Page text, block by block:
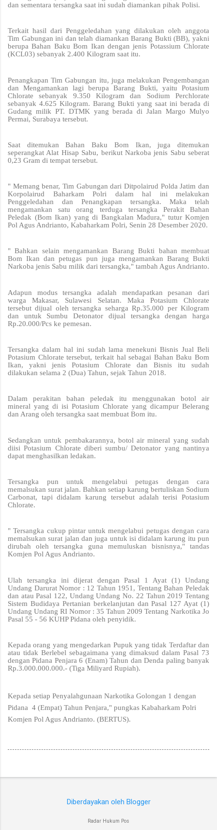
dan sementara tersangka saat ini sudah diamankan pihak Polisi.
Terkait hasil dari Penggeledahan yang dilakukan oleh anggota
Tim Gabungan ini dan telah diamankan Barang Bukti (BB), yakni
berupa Bahan Baku Bom Ikan dengan jenis Potassium Chlorate
(KCL03) sebanyak 2.400 Kilogram saat itu.
Penangkapan Tim Gabungan itu, juga melakukan Pengembangan
dan Mengamankan lagi berupa Barang Bukti, yaitu Potasium
Chlorate sebanyak 9.350 Kilogram dan Sodium Perchlorate
sebanyak 4.625 Kilogram. Barang Bukti yang saat ini berada di
Gudang milik PT. DTMK yang berada di Jalan Margo Mulyo
Permai, Surabaya tersebut.
Saat ditemukan Bahan Baku Bom Ikan, juga ditemukan
seperangkat Alat Hisap Sabu, berikut Narkoba jenis Sabu seberat
0,23 Gram di tempat tersebut.
" Memang benar, Tim Gabungan dari Ditpolairud Polda Jatim dan
Korpolairud Baharkam Polri dalam hal ini melakukan
Penggeledahan dan Penangkapan tersangka. Maka telah
mengamankan satu orang terduga tersangka Perakit Bahan
Peledak (Bom Ikan) yang di Bangkalan Madura," tutur Komjen
Pol Agus Andrianto, Kabaharkam Polri, Senin 28 Desember 2020.
" Bahkan selain mengamankan Barang Bukti bahan membuat
Bom Ikan dan petugas pun juga mengamankan Barang Bukti
Narkoba jenis Sabu milik dari tersangka," tambah Agus Andrianto.
Adapun modus tersangka adalah mendapatkan pesanan dari
warga Makasar, Sulawesi Selatan. Maka Potasium Chlorate
tersebut dijual oleh tersangka seharga Rp.35.000 per Kilogram
dan untuk Sumbu Detonator dijual tersangka dengan harga
Rp.20.000/Pcs ke pemesan.
Tersangka dalam hal ini sudah lama menekuni Bisnis Jual Beli
Potasium Chlorate tersebut, terkait hal sebagai Bahan Baku Bom
Ikan, yakni jenis Potasium Chlorate dan Bisnis itu sudah
dilakukan selama 2 (Dua) Tahun, sejak Tahun 2018.
Dalam perakitan bahan peledak itu menggunakan botol air
mineral yang di isi Potasium Chlorate yang dicampur Belerang
dan Arang oleh tersangka saat membuat Bom itu.
Sedangkan untuk pembakarannya, botol air mineral yang sudah
diisi Potasium Chlorate diberi sumbu/ Detonator yang nantinya
dapat menghasilkan ledakan.
Tersangka pun untuk mengelabui petugas dengan cara
memalsukan surat jalan. Bahkan setiap karung bertuliskan Sodium
Carbonat, tapi didalam karung tersebut adalah terisi Potasium
Chlorate.
" Tersangka cukup pintar untuk mengelabui petugas dengan cara
memalsukan surat jalan dan juga untuk isi didalam karung itu pun
dirubah oleh tersangka guna memuluskan bisnisnya," tandas
Komjen Pol Agus Andrianto.
Ulah tersangka ini dijerat dengan Pasal 1 Ayat (1) Undang
Undang Darurat Nomor : 12 Tahun 1951, Tentang Bahan Peledak
dan atau Pasal 122, Undang Undang No. 22 Tahun 2019 Tentang
Sistem Budidaya Pertanian berkelanjutan dan Pasal 127 Ayat (1)
Undang Undang RI Nomor : 35 Tahun 2009 Tentang Narkotika Jo
Pasal 55 - 56 KUHP Pidana oleh penyidik.
Kepada orang yang mengedarkan Pupuk yang tidak Terdaftar dan
atau tidak Berlebel sebagaimana yang dimaksud dalam Pasal 73
dengan Pidana Penjara 6 (Enam) Tahun dan Denda paling banyak
Rp.3.000.000.000.- (Tiga Miliyard Rupiah).
Kepada setiap Penyalahgunaan Narkotika Golongan 1 dengan
Pidana 4 (Empat) Tahun Penjara," pungkas Kabaharkam Polri
Komjen Pol Agus Andrianto. (BERTUS).
Diberdayakan oleh Blogger
Radar Hukum Pos